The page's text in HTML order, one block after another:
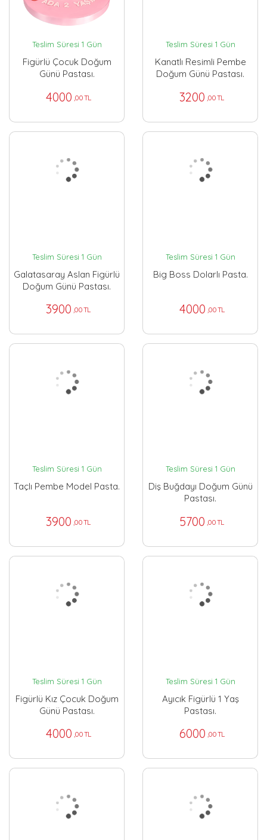
Teslim Süresi 1 Gün
Figürlü Çocuk Doğum
Günü Pastası.
4000 ,00 TL
Teslim Süresi 1 Gün
Kanatlı Resimli Pembe
Doğum Günü Pastası.
3200 ,00 TL
Teslim Süresi 1 Gün
Galatasaray Aslan Figürlü
Doğum Günü Pastası.
3900 ,00 TL
Teslim Süresi 1 Gün
Big Boss Dolarlı Pasta.
4000 ,00 TL
Teslim Süresi 1 Gün
Taçlı Pembe Model Pasta.
3900 ,00 TL
Teslim Süresi 1 Gün
Diş Buğdayı Doğum Günü
Pastası.
5700 ,00 TL
Teslim Süresi 1 Gün
Figürlü Kız Çocuk Doğum
Günü Pastası.
4000 ,00 TL
Teslim Süresi 1 Gün
Ayıcık Figürlü 1 Yaş
Pastası.
6000 ,00 TL